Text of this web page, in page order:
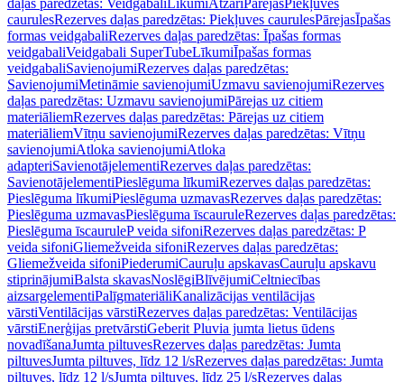
daļas paredzētas: Veidgabali LīkumiAtzari PārejasPiekļuves
caurulesRezerves daļas paredzētas: Piekļuves caurulesPārejasĪpašas
formas veidgabaliRezerves daļas paredzētas: Īpašas formas
veidgabaliVeidgabali SuperTubeLīkumiĪpašas formas
veidgabaliSavienojumiRezerves daļas paredzētas:
SavienojumiMetināmie savienojumiUzmavu savienojumiRezerves
daļas paredzētas: Uzmavu savienojumiPārejas uz citiem
materiāliemRezerves daļas paredzētas: Pārejas uz citiem
materiāliemVītņu savienojumiRezerves daļas paredzētas: Vītņu
savienojumiAtloka savienojumiAtloka
adapteriSavienotājelementiRezerves daļas paredzētas:
SavienotājelementiPieslēguma līkumiRezerves daļas paredzētas:
Pieslēguma līkumiPieslēguma uzmavasRezerves daļas paredzētas:
Pieslēguma uzmavasPieslēguma īscauruleRezerves daļas paredzētas:
Pieslēguma īscauruleP veida sifoniRezerves daļas paredzētas: P
veida sifoniGliemežveida sifoniRezerves daļas paredzētas:
Gliemežveida sifoniPiederumiCauruļu apskavasCauruļu apskavu
stiprinājumiBalsta skavasNoslēgiBlīvējumiCeltniecības
aizsargelementiPalīgmateriāliKanalizācijas ventilācijas
vārstiVentilācijas vārstiRezerves daļas paredzētas: Ventilācijas
vārstiEnerģijas pretvārstiGeberit Pluvia jumta lietus ūdens
novadīšanaJumta piltuvesRezerves daļas paredzētas: Jumta
piltuvesJumta piltuves, līdz 12 l/sRezerves daļas paredzētas: Jumta
piltuves, līdz 12 l/sJumta piltuves, līdz 25 l/sRezerves daļas